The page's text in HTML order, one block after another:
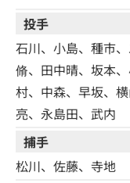
投手
石川、小島、種市
脩、田中晴、坂本
村、中森、早坂、
亮、永島田、武内
捕手
松川、佐藤、寺地